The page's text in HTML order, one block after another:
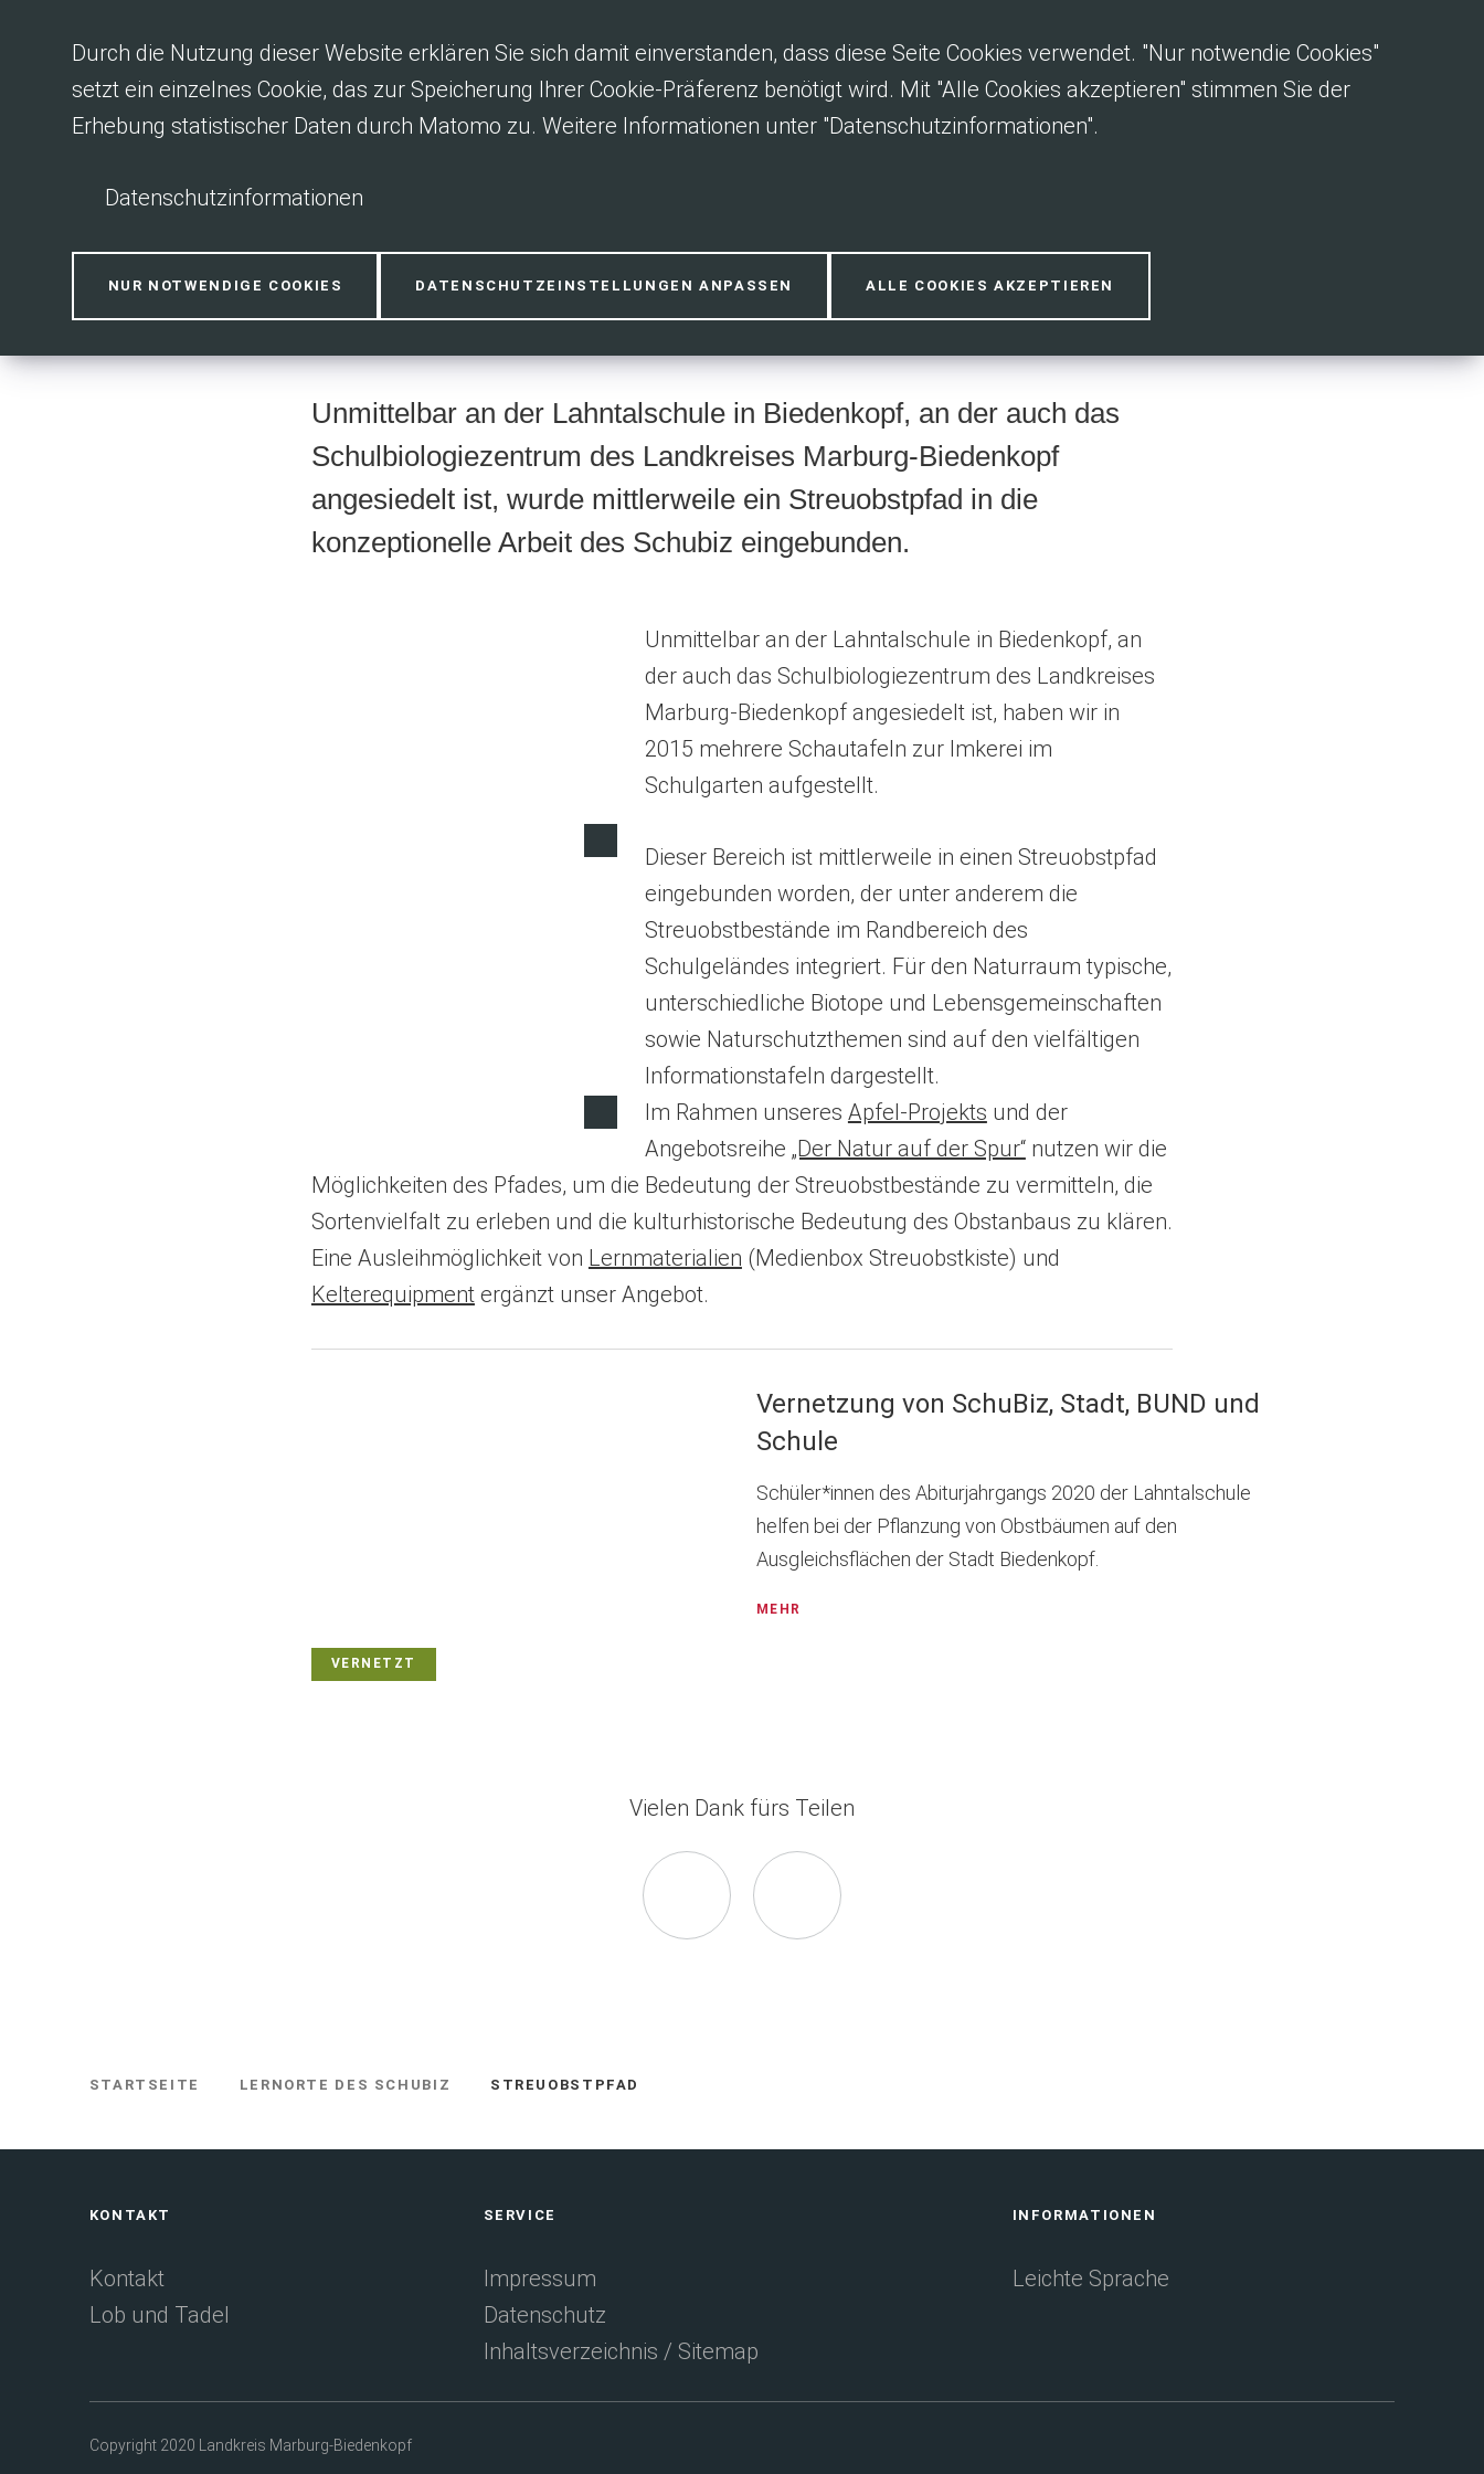
Durch die Nutzung dieser Website erklären Sie sich damit einverstanden, dass diese Seite Cookies verwendet. "Nur notwendie Cookies"
setzt ein einzelnes Cookie, das zur Speicherung Ihrer Cookie-Präferenz benötigt wird. Mit "Alle Cookies akzeptieren" stimmen Sie der
Erhebung statistischer Daten durch Matomo zu. Weitere Informationen unter "Datenschutzinformationen".
Datenschutzinformationen
NUR NOTWENDIGE COOKIES DATENSCHUTZEINSTELLUNGEN ANPASSEN ALLE COOKIES AKZEPTIEREN
Streuobstpfad
Unmittelbar an der Lahntalschule in Biedenkopf, an der auch das
Schulbiologiezentrum des Landkreises Marburg-Biedenkopf
angesiedelt ist, wurde mittlerweile ein Streuobstpfad in die
konzeptionelle Arbeit des Schubiz eingebunden.
Unmittelbar an der Lahntalschule in Biedenkopf, an
der auch das Schulbiologiezentrum des Landkreises
Marburg-Biedenkopf angesiedelt ist, haben wir in
2015 mehrere Schautafeln zur Imkerei im
Schulgarten aufgestellt.
Dieser Bereich ist mittlerweile in einen Streuobstpfad
eingebunden worden, der unter anderem die
Streuobstbestände im Randbereich des
Schulgeländes integriert. Für den Naturraum typische,
unterschiedliche Biotope und Lebensgemeinschaften
sowie Naturschutzthemen sind auf den vielfältigen
Informationstafeln dargestellt.
Im Rahmen unseres Apfel-Projekts und der
Angebotsreihe „Der Natur auf der Spur“nutzen wir die
Möglichkeiten des Pfades, um die Bedeutung der Streuobstbestände zu vermitteln, die
Sortenvielfalt zu erleben und die kulturhistorische Bedeutung des Obstanbaus zu klären.
Eine Ausleihmöglichkeit von Lernmaterialien (Medienbox Streuobstkiste) und
Kelterequipmentergänzt unser Angebot.
VERNETZT
Vernetzung von SchuBiz, Stadt, BUND und
Schule
Schüler*innen des Abiturjahrgangs 2020 der Lahntalschule
helfen bei der Pflanzung von Obstbäumen auf den
Ausgleichsflächen der Stadt Biedenkopf.
MEHR
Vielen Dank fürs Teilen
Seite
in
Seite
SIE
STARTSEITE LERNORTE DES SCHUBIZ STREUOBSTPFAD
Fußbereich
KONTAKT
Kontakt
Lob und Tadel
SERVICE
Impressum
Datenschutz
Inhaltsverzeichnis / Sitemap
INFORMATIONEN
Leichte Sprache
Copyright 2020 Landkreis Marburg-Biedenkopf